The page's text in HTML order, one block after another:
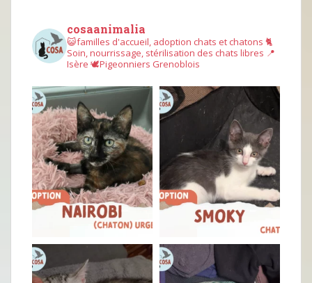
cosaanimalia
😺familles d'accueil, adoption chats et chatons 🐈
Soin, nourrissage, stérilisation des chats libres 📍
Isère 🕊︎Pigeonniers Grenoblois